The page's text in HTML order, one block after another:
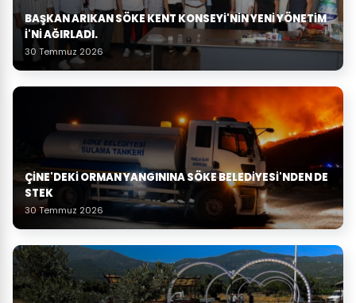
BAŞKAN ARIKAN SÖKE KENT KONSEYI'NIN YENI YÖNETIM
I'NI AĞIRLADI.
30 Temmuz 2026
ÇINE'DEKI ORMAN YANGININA SÖKE BELEDIYESI'NDEN DE
STEK
30 Temmuz 2026